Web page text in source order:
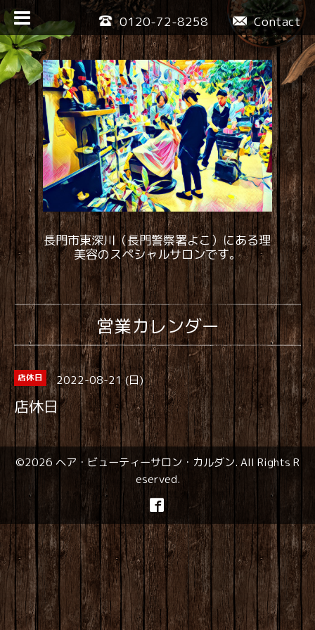
Contact
0120-72-8258
長門市東深川（長門警察署よこ）にある理
美容のスペシャルサロンです。
営業カレンダー
店休日 2022-08-21 (日)
店休日
©2026 ヘア・ビューティーサロン・カルダン. All Rights R
eserved.